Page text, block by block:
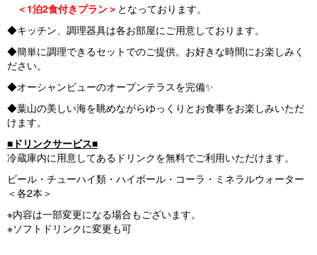
＜1泊2食付きプラン＞ となっております。
◆キッチン、調理器具は各お部屋にご用意しております。
◆簡単に調理できるセットでのご提供。お好きな時間にお楽しみく
ださい。
◆オーシャンビューのオープンテラスを完備✨
◆葉山の美しい海を眺めながらゆっくりとお食事をお楽しみいただ
けます。
■ドリンクサービス■
冷蔵庫内に用意してあるドリンクを無料でご利用いただけます。
ビール・チューハイ類・ハイボール・コーラ・ミネラルウォーター
＜各2本＞
※内容は一部変更になる場合もございます。
※ソフトドリンクに変更も可